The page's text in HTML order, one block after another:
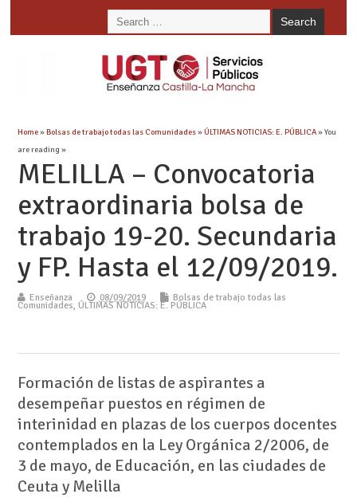
Home»Bolsas de trabajo todas las Comunidades»ÚLTIMAS NOTICIAS: E. PÚBLICA» You
are reading »
MELILLA – Convocatoria
extraordinaria bolsa de
trabajo 19-20. Secundaria
y FP. Hasta el 12/09/2019.
Enseñanza 08/09/2019 Bolsas de trabajo todas las
Comunidades, ÚLTIMAS NOTICIAS: E. PÚBLICA
Formación de listas de aspirantes a
desempeñar puestos en régimen de
interinidad en plazas de los cuerpos docentes
contemplados en la Ley Orgánica 2/2006, de
3 de mayo, de Educación, en las ciudades de
Ceuta y Melilla